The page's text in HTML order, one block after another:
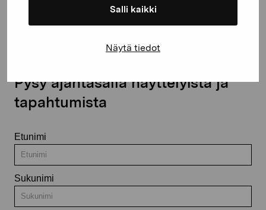
Salli kaikki
Näytä tiedot
Pysy ajantasalla näyttelyistä ja
tapahtumista
Etunimi
Sukunimi